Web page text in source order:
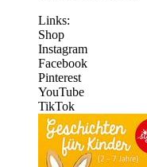
Links:
⁠Shop⁠ ⁠
Instagram⁠
⁠Facebook⁠ ⁠
Pinterest⁠
YouTube
TikTok